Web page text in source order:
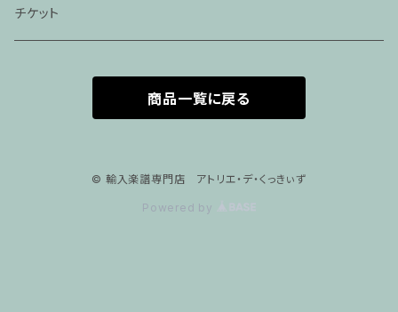
家族割プラン
家族割適用プラン2
声楽ピアノ４５分レッスン
ヴァイオリンピアノ６０分レッスン
アパレル
チケット
商品一覧に戻る
© 輸入楽譜専門店 アトリエ・デ・くっきぃず
Powered by